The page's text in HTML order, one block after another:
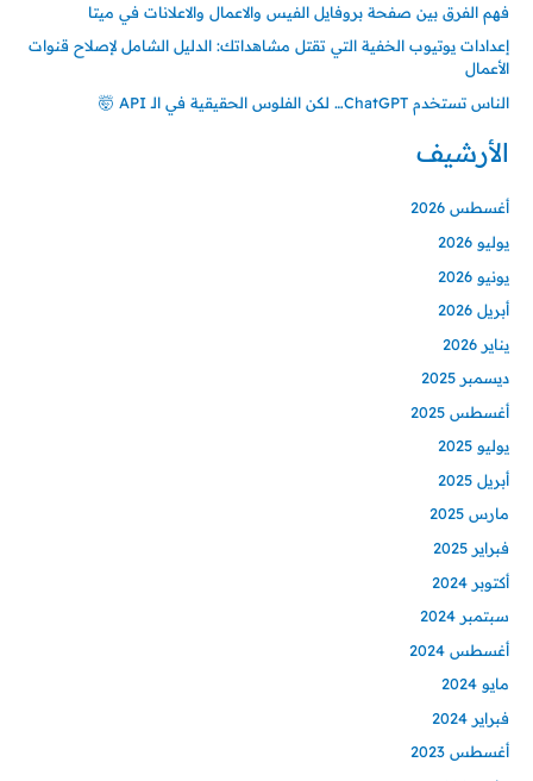
فهم الفرق بين صفحة بروفايل الفيس والاعمال والاعلانات في ميتا
إعدادات يوتيوب الخفية التي تقتل مشاهداتك: الدليل الشامل لإصلاح قنوات
الأعمال
الناس تستخدم ChatGPT… لكن الفلوس الحقيقية في الـ API 🤯
الأرشيف
أغسطس 2026
يوليو 2026
يونيو 2026
أبريل 2026
يناير 2026
ديسمبر 2025
أغسطس 2025
يوليو 2025
أبريل 2025
مارس 2025
فبراير 2025
أكتوبر 2024
سبتمبر 2024
أغسطس 2024
مايو 2024
فبراير 2024
أغسطس 2023